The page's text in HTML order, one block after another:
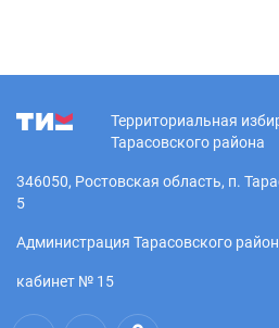
Территориальная
Тарасовского района
346050, Ростовская область, п.
5
Администрация Тарасовского
кабинет № 15